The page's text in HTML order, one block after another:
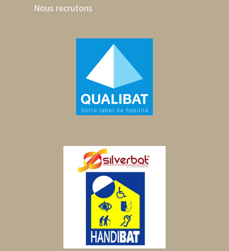
Nous recrutons